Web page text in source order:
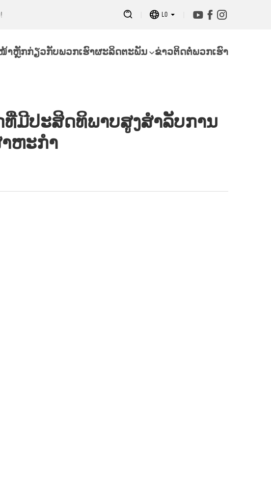
LO
າຫຼັກກ່ຽວກັບພວກເຮົາຜະລິດຕະພັນ ຂ່າວຕິດຕໍ່ພວກເຮົາ
ທີ່ມີປະສິດທິພາບສູງສຳລັບການ
ຫະກຳ